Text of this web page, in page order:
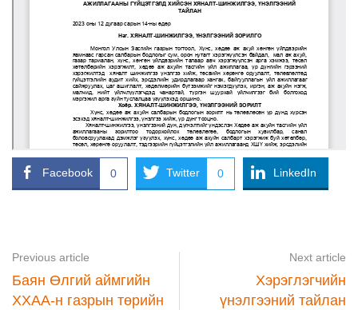
Facebook 0 Twitter 0 LinkedIn
Previous article
Баян Өлгий аймгийн
ХХАА-н газрын төрийн
Next article
Хэрэглэгчийн
үнэлгээний тайлан